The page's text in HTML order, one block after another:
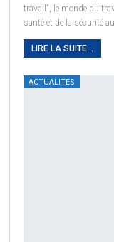
travail", le monde du
santé et de la sécurité au
LIRE LA SUITE...
ACTUALITÉS